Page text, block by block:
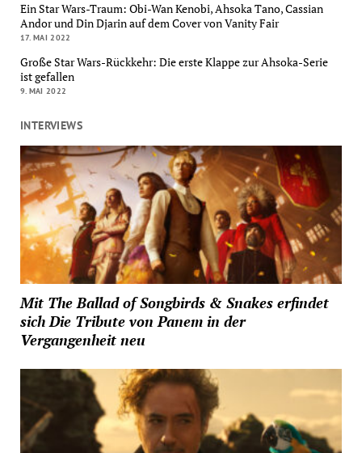
Ein Star Wars-Traum: Obi-Wan Kenobi, Ahsoka Tano, Cassian
Andor und Din Djarin auf dem Cover von Vanity Fair
17. MAI 2022
Große Star Wars-Rückkehr: Die erste Klappe zur Ahsoka-Serie
ist gefallen
9. MAI 2022
INTERVIEWS
Mit The Ballad of Songbirds & Snakes erfindet
sich Die Tribute von Panem in der
Vergangenheit neu